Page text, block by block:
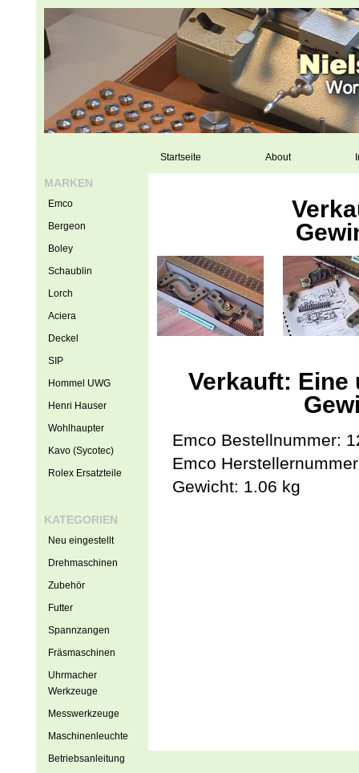
Startseite About
Verkauft: Eine
Emco Bestellnummer:
Emco
Gewicht: 1.06 kg
MARKEN
Emco
Bergeon
Boley
Schaublin
Lorch
Aciera
Deckel
SIP
Hommel UWG
Henri Hauser
Wohlhaupter
Kavo (Sycotec)
Rolex Ersatzteile
KATEGORIEN
Neu eingestellt
Drehmaschinen
Zubehör
Futter
Spannzangen
Fräsmaschinen
Uhrmacher
Werkzeuge
Messwerkzeuge
Maschinenleuchte
Betriebsanleitung